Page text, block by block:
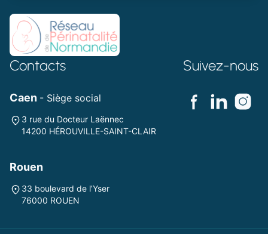
Contacts
Caen - Siège social
3 rue du Docteur Laënnec
14200 HÉROUVILLE-SAINT-CLAIR
Rouen
33 boulevard de l’Yser
76000 ROUEN
Suivez-nous